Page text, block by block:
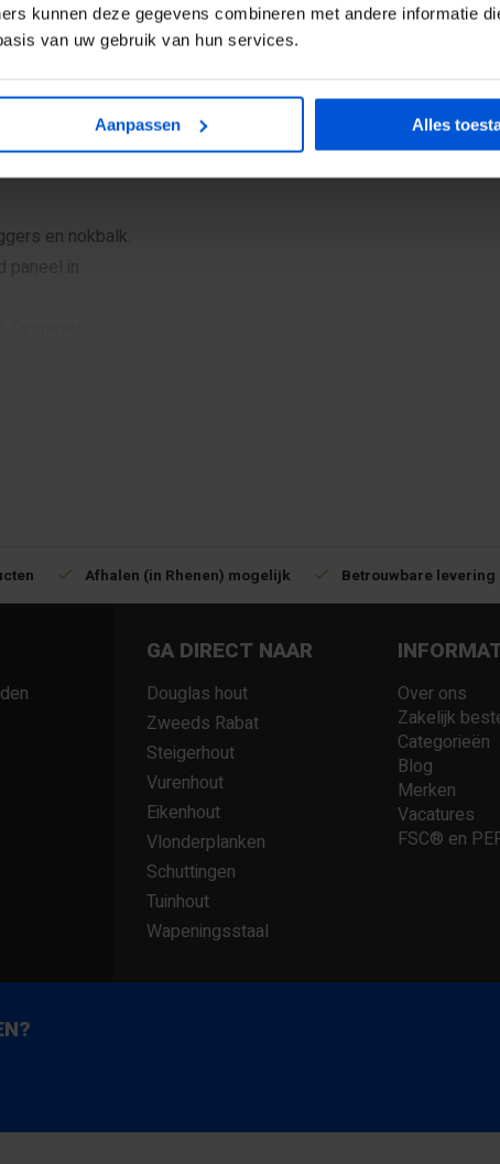
kunnen deze gegevens combineren met andere informatie
van uw gebruik van hun services.
Aanpassen Alles
er geen
en nokbalk.
in
3194
Afhalen (in Rhenen) mogelijk Betrouwbare
GA DIRECT NAAR
Douglas hout
Zweeds Rabat
Steigerhout
Vurenhout
Eikenhout
Vlonderplanken
Schuttingen
Tuinhout
Wapeningsstaal
Over ons
Zakelijk
Categorieën
Blog
Merken
Vacatures
FSC® en